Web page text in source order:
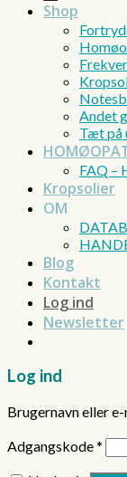
Shop
Andet
Tæt på
FAQ –
Kropsolier
OM
Blog
Kontakt
Log ind
Newsletter
Log ind
Brugernavn eller
Adgangskode*